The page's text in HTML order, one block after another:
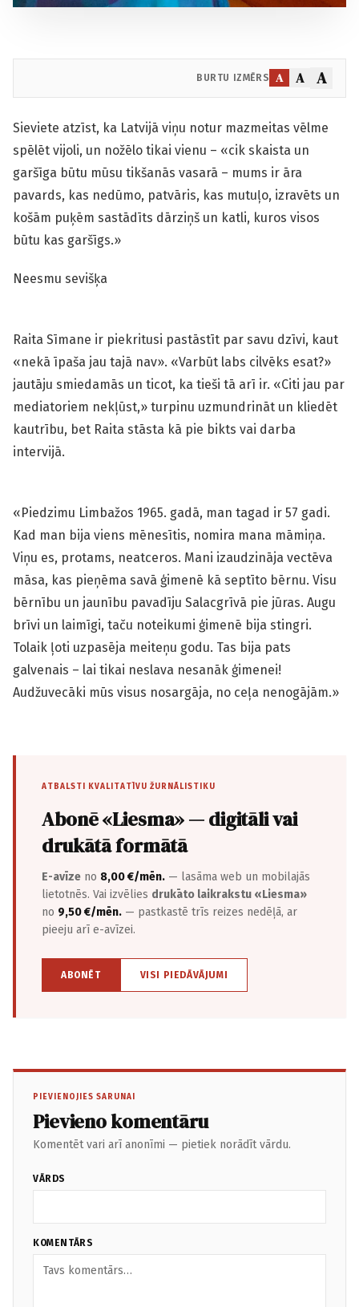
BURTU IZMĒRS A A A
Sieviete atzīst, ka Latvijā viņu notur mazmeitas vēlme
spēlēt vijoli, un nožēlo tikai vienu – «cik skaista un
garšīga būtu mūsu tikšanās vasarā – mums ir āra
pavards, kas nedūmo, patvāris, kas mutuļo, izravēts un
košām puķēm sastādīts dārziņš un katli, kuros visos
būtu kas garšīgs.»
Neesmu sevišķa
Raita Sīmane ir piekritusi pastāstīt par savu dzīvi, kaut
«nekā īpaša jau tajā nav». «Varbūt labs cilvēks esat?»
jautāju smiedamās un ticot, ka tieši tā arī ir. «Citi jau par
mediatoriem nekļūst,» turpinu uzmundrināt un kliedēt
kautrību, bet Raita stāsta kā pie bikts vai darba
intervijā.
«Piedzimu Limbažos 1965. gadā, man tagad ir 57 gadi.
Kad man bija viens mēnesītis, nomira mana māmiņa.
Viņu es, protams, neatceros. Mani izaudzināja vectēva
māsa, kas pieņēma savā ģimenē kā septīto bērnu. Visu
bērnību un jaunību pavadīju Salacgrīvā pie jūras. Augu
brīvi un laimīgi, taču noteikumi ģimenē bija stingri.
Tolaik ļoti uzpasēja meiteņu godu. Tas bija pats
galvenais – lai tikai neslava nesanāk ģimenei!
Audžuvecāki mūs visus nosargāja, no ceļa nenogājām.»
ATBALSTI KVALITATĪVU ŽURNĀLISTIKU
Abonē «Liesma» — digitāli vai
drukātā formātā
E-avīze no 8,00 €/mēn. — lasāma web un mobilajās
lietotnēs. Vai izvēlies drukāto laikrakstu «Liesma»
no 9,50 €/mēn. — pastkastē trīs reizes nedēļā, ar
pieeju arī e-avīzei.
ABONĒT VISI PIEDĀVĀJUMI
PIEVIENOJIES SARUNAI
Pievieno komentāru
Komentēt vari arī anonīmi — pietiek norādīt vārdu.
VĀRDS
KOMENTĀRS